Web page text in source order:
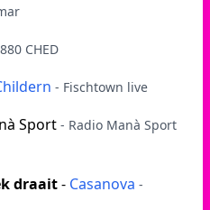
CHED
- Fischtown live
Sport - Radio Manà Sport
draait- Casanova -